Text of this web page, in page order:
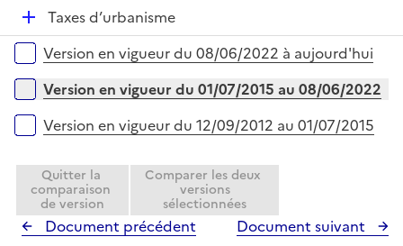
r
e
r
D
é
p
e
Taxes d’urbanisme
Versions sur la période
Version en vigueur du 08/06/2022 à aujourd'hui
Version en vigueur du 01/07/2015 au 08/06/2022
Version en vigueur du 12/09/2012 au 01/07/2015
Quitter la
comparaison
de version
Comparer les deux
versions
sélectionnées
Document précédent Document suivant